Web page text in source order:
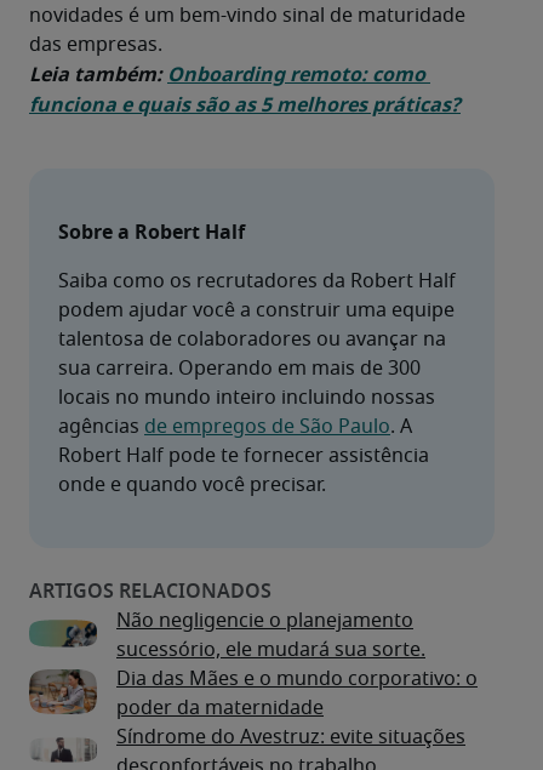
novidades é um bem-vindo sinal de maturidade
das empresas.
Leia também: Onboarding remoto: como
funciona e quais são as 5 melhores práticas?
Sobre a Robert Half
Saiba como os recrutadores da Robert Half
podem ajudar você a construir uma equipe
talentosa de colaboradores ou avançar na
sua carreira. Operando em mais de 300
locais no mundo inteiro incluindo nossas
agências de empregos de São Paulo. A
Robert Half pode te fornecer assistência
Não negligencie o planejamento
sucessório, ele mudará sua sorte.
Dia das Mães e o mundo corporativo: o
poder da maternidade
Síndrome do Avestruz: evite situações